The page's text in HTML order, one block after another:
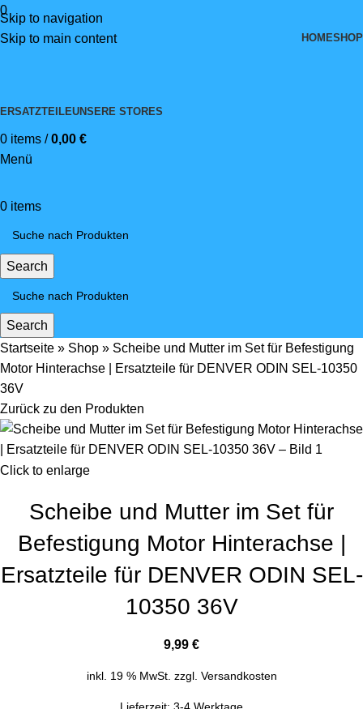
Skip to navigation
Skip to main content
0
HOMESHOP
ERSATZTEILEUNSERE STORES
0 items / 0,00 €
Menü
0 items
Search
Search
Startseite » Shop » Scheibe und Mutter im Set für Befestigung
Motor Hinterachse | Ersatzteile für DENVER ODIN SEL-10350
36V
Zurück zu den Produkten
Click to enlarge
Scheibe und Mutter im Set für
Befestigung Motor Hinterachse |
Ersatzteile für DENVER ODIN SEL-
10350 36V
9,99 €
inkl. 19 % MwSt. zzgl. Versandkosten